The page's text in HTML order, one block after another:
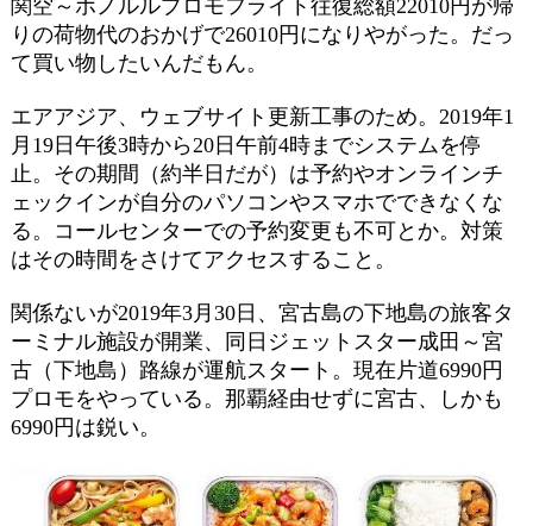
関空～ホノルルプロモフライト往復総額22010円が帰
りの荷物代のおかげで26010円になりやがった。だっ
て買い物したいんだもん。
エアアジア、ウェブサイト更新工事のため。2019年1
月19日午後3時から20日午前4時までシステムを停
止。その期間（約半日だが）は予約やオンラインチ
ェックインが自分のパソコンやスマホでできなくな
る。コールセンターでの予約変更も不可とか。対策
はその時間をさけてアクセスすること。
関係ないが2019年3月30日、宮古島の下地島の旅客タ
ーミナル施設が開業、同日ジェットスター成田～宮
古（下地島）路線が運航スタート。現在片道6990円
プロモをやっている。那覇経由せずに宮古、しかも
6990円は鋭い。